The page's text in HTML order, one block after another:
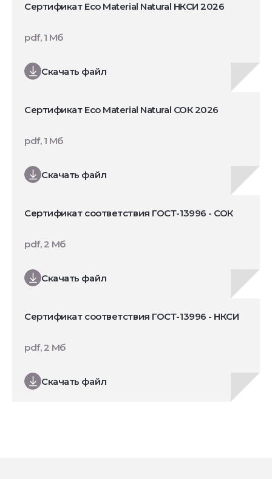
Сертификат Eco Material Natural НКСИ 2026
Скачать файл
pdf, 1 Мб
Сертификат Eco Material Natural СОК 2026
Скачать файл
pdf, 1 Мб
Сертификат соответствия ГОСТ-13996 - СОК
Скачать файл
pdf, 2 Мб
Сертификат соответствия ГОСТ-13996 - НКСИ
Скачать файл
pdf, 2 Мб